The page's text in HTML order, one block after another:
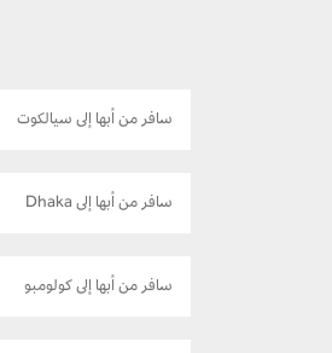
سافر من أبها إلى سيالكوت
سافر من أبها إلى Dhaka
سافر من أبها إلى كولومبو